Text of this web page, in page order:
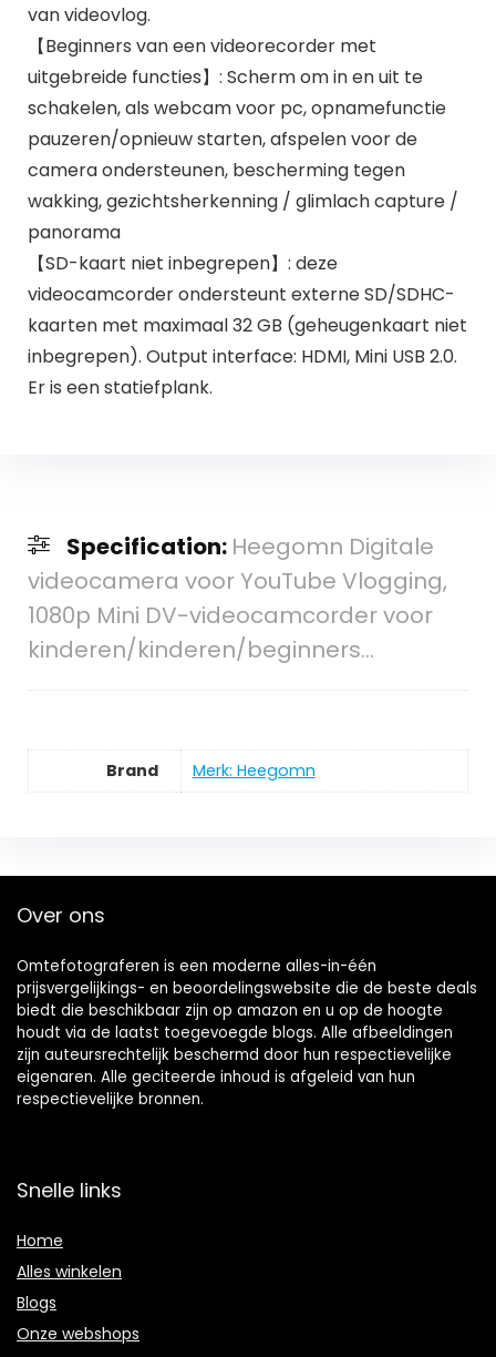
van videovlog.
【Beginners van een videorecorder met
uitgebreide functies】: Scherm om in en uit te
schakelen, als webcam voor pc, opnamefunctie
pauzeren/opnieuw starten, afspelen voor de
camera ondersteunen, bescherming tegen
wakking, gezichtsherkenning / glimlach capture /
panorama
【SD-kaart niet inbegrepen】: deze
videocamcorder ondersteunt externe SD/SDHC-
kaarten met maximaal 32 GB (geheugenkaart niet
inbegrepen). Output interface: HDMI, Mini USB 2.0.
Er is een statiefplank.
Specification: Heegomn Digitale
videocamera voor YouTube Vlogging,
1080p Mini DV-videocamcorder voor
kinderen/kinderen/beginners…
Brand Merk: Heegomn
Over ons
Omtefotograferen is een moderne alles-in-één
prijsvergelijkings- en beoordelingswebsite die de beste deals
biedt die beschikbaar zijn op amazon en u op de hoogte
houdt via de laatst toegevoegde blogs. Alle afbeeldingen
zijn auteursrechtelijk beschermd door hun respectievelijke
eigenaren. Alle geciteerde inhoud is afgeleid van hun
respectievelijke bronnen.
Snelle links
Home
Alles winkelen
Blogs
Onze webshops